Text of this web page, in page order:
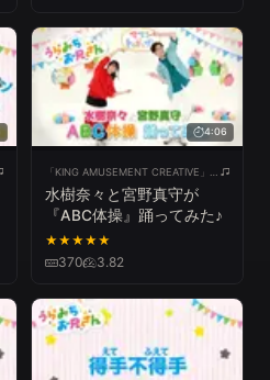
4:06
水樹奈々と宮野真守が
『ABC体操』踊ってみた♪
★★★★★
370 3.82